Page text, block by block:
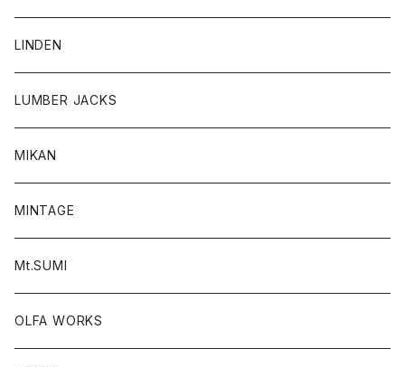
LINDEN
LUMBER JACKS
MIKAN
MINTAGE
Mt.SUMI
OLFA WORKS